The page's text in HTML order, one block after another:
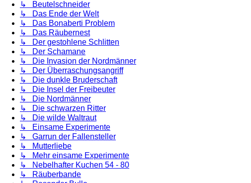
↳ Beutelschneider
↳ Das Ende der Welt
↳ Das Bonaberti Problem
↳ Das Räubernest
↳ Der gestohlene Schlitten
↳ Der Schamane
↳ Die Invasion der Nordmänner
↳ Der Überraschungsangriff
↳ Die dunkle Bruderschaft
↳ Die Insel der Freibeuter
↳ Die Nordmänner
↳ Die schwarzen Ritter
↳ Die wilde Waltraut
↳ Einsame Experimente
↳ Garrun der Fallensteller
↳ Mutterliebe
↳ Mehr einsame Experimente
↳ Nebelhafter Kuchen 54 - 80
↳ Räuberbande